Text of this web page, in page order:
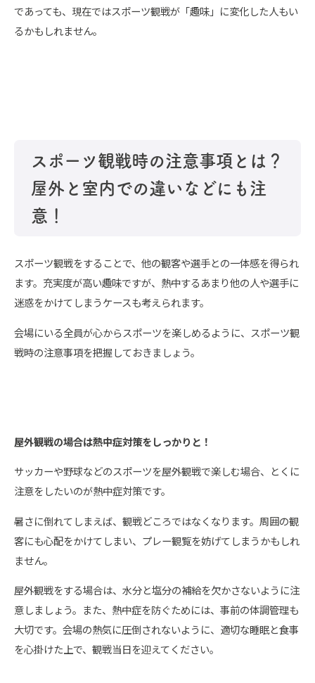
であっても、現在ではスポーツ観戦が「趣味」に変化した人もい
るかもしれません。
スポーツ観戦時の注意事項とは？
屋外と室内での違いなどにも注
意！
スポーツ観戦をすることで、他の観客や選手との一体感を得られ
ます。充実度が高い趣味ですが、熱中するあまり他の人や選手に
迷惑をかけてしまうケースも考えられます。
会場にいる全員が心からスポーツを楽しめるように、スポーツ観
戦時の注意事項を把握しておきましょう。
屋外観戦の場合は熱中症対策をしっかりと！
サッカーや野球などのスポーツを屋外観戦で楽しむ場合、とくに
注意をしたいのが熱中症対策です。
暑さに倒れてしまえば、観戦どころではなくなります。周囲の観
客にも心配をかけてしまい、プレー観覧を妨げてしまうかもしれ
ません。
屋外観戦をする場合は、水分と塩分の補給を欠かさないように注
意しましょう。また、熱中症を防ぐためには、事前の体調管理も
大切です。会場の熱気に圧倒されないように、適切な睡眠と食事
を心掛けた上で、観戦当日を迎えてください。